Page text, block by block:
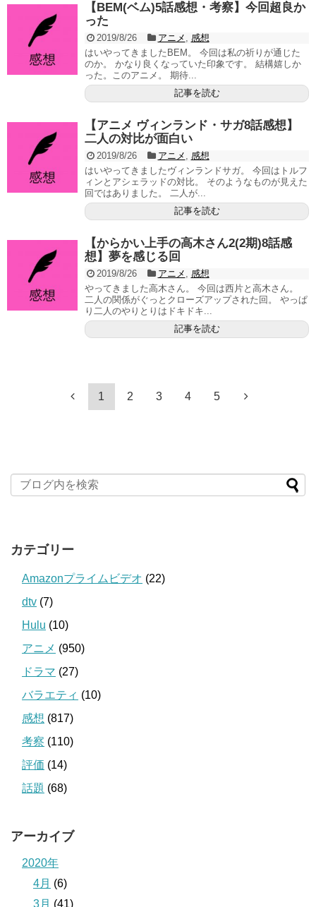
【BEM(ベム)5話感想・考察】今回超良か
った
2019/8/26 アニメ , 感想
はいやってきましたBEM。 今回は私の祈りが通じた
のか。 かなり良くなっていた印象です。 結構嬉しか
った。このアニメ。 期待...
記事を読む
【アニメ ヴィンランド・サガ8話感想】
二人の対比が面白い
2019/8/26 アニメ , 感想
はいやってきましたヴィンランドサガ。 今回はトルフ
ィンとアシェラッドの対比。 そのようなものが見えた
回ではありました。 二人が...
記事を読む
【からかい上手の高木さん2(2期)8話感
想】夢を感じる回
2019/8/26 アニメ , 感想
やってきました高木さん。 今回は西片と高木さん。
二人の関係がぐっとクローズアップされた回。 やっぱ
り二人のやりとりはドキドキ...
記事を読む
1 2 3 4 5
カテゴリー
Amazonプライムビデオ (22)
dtv (7)
Hulu (10)
アニメ (950)
ドラマ (27)
バラエティ (10)
感想 (817)
考察 (110)
評価 (14)
話題 (68)
アーカイブ
2020年
4月 (6)
3月 (41)